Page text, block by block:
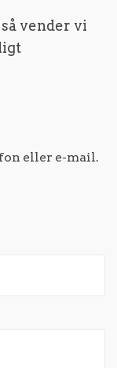
vender vi
eller e-mail.